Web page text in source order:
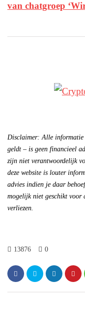
van chatgroep
Disclaimer: Alle informatie
geldt – is geen financieel
zijn niet verantwoordelijk
deze website is louter
advies indien je daar
mogelijk niet geschikt voor
verliezen.
13876 0